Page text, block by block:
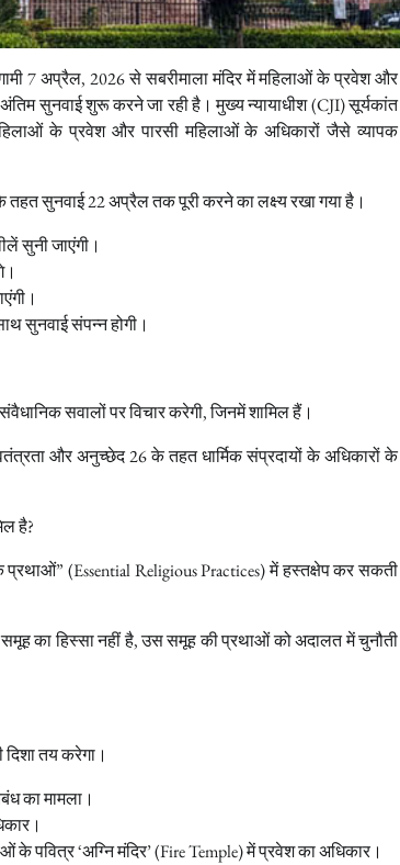
7 अप्रैल, 2026 से सबरीमाला मंदिर में महिलाओं के प्रवेश और
सुनवाई शुरू करने जा रही है। मुख्य न्यायाधीश (CJI) सूर्यकांत
के प्रवेश और पारसी महिलाओं के अधिकारों जैसे व्यापक
सुनवाई 22 अप्रैल तक पूरी करने का लक्ष्य रखा गया है।
सुनी जाएंगी।
सुनवाई संपन्न होगी।
सवालों पर विचार करेगी, जिनमें शामिल हैं।
और अनुच्छेद 26 के तहत धार्मिक संप्रदायों के अधिकारों के
है?
प्रथाओं” (Essential Religious Practices) में हस्तक्षेप कर सकती
समूह का हिस्सा नहीं है, उस समूह की प्रथाओं को अदालत में चुनौती
तय करेगा।
का मामला।
के पवित्र ‘अग्नि मंदिर’ (Fire Temple) में प्रवेश का अधिकार।